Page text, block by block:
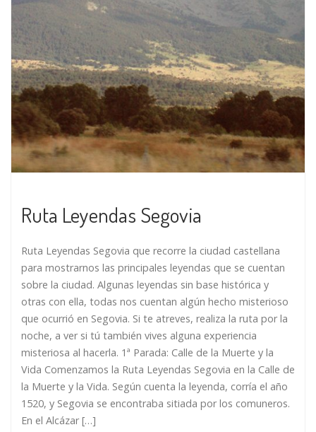
Ruta Leyendas Segovia
Ruta Leyendas Segovia que recorre la ciudad castellana
para mostrarnos las principales leyendas que se cuentan
sobre la ciudad. Algunas leyendas sin base histórica y
otras con ella, todas nos cuentan algún hecho misterioso
que ocurrió en Segovia. Si te atreves, realiza la ruta por la
noche, a ver si tú también vives alguna experiencia
misteriosa al hacerla. 1ª Parada: Calle de la Muerte y la
Vida Comenzamos la Ruta Leyendas Segovia en la Calle de
la Muerte y la Vida. Según cuenta la leyenda, corría el año
1520, y Segovia se encontraba sitiada por los comuneros.
En el Alcázar […]